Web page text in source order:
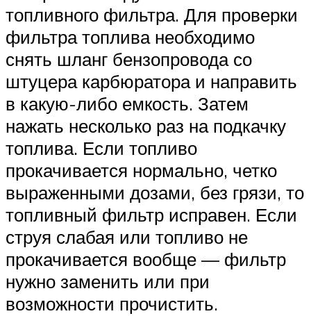
топливного фильтра. Для проверки
фильтра топлива необходимо
снять шланг бензопровода со
штуцера карбюратора и направить
в какую-либо емкость. Затем
нажать несколько раз на подкачку
топлива. Если топливо
прокачивается нормально, четко
выраженными дозами, без грязи, то
топливный фильтр исправен. Если
струя слабая или топливо не
прокачивается вообще — фильтр
нужно заменить или при
возможности прочистить.